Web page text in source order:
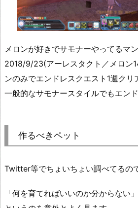
メロンが好きでサモナーやってるマン
2018/9/23(アーレスタクト／メロン
ンのみでエンドレスクエスト1週クリ
一般的なサモナースタイルでもエン
作るべきペット
Twitter等でちょいちょい調べてるの
「何を育てればいいのか分からない」